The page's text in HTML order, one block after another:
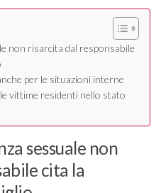
non risarcita dal responsabile
per le situazioni interne
vittime residenti nello stato
sessuale non
cita la